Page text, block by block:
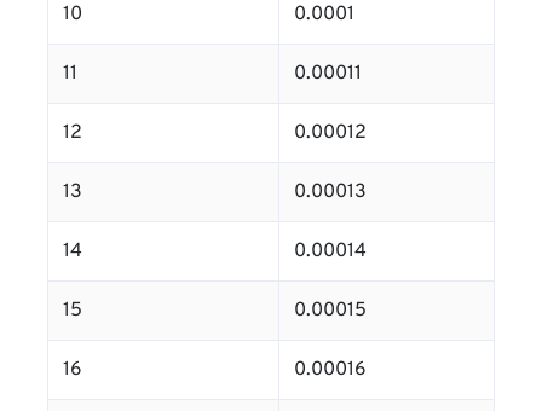
10 0.0001
11 0.00011
12 0.00012
13 0.00013
14 0.00014
15 0.00015
16 0.00016